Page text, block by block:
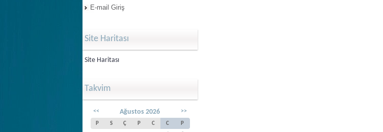
E-mail Giriş
Site Haritası
Site Haritası
Takvim
<< Ağustos 2026 >>
P S Ç P C C
P